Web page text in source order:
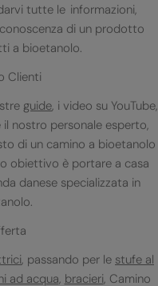
tutte le informazioni,
di un prodotto
a bioetanolo.
Clienti
guide, i video su YouTube,
il nostro personale esperto,
di un camino a bioetanolo
obiettivo è portare a casa
danese specializzata in
, passando per le stufe al
ad acqua, bracieri, Camino